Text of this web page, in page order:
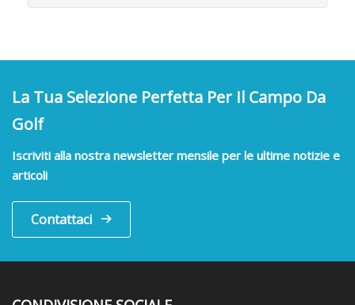
La Tua Selezione Perfetta Per Il Campo Da
Golf
Iscriviti alla nostra newsletter mensile per le ultime notizie e
articoli
Contattaci